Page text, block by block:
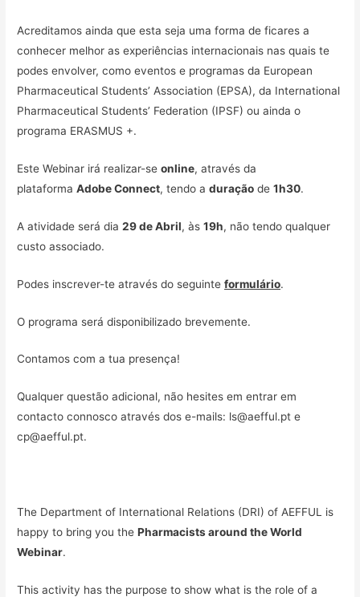
Acreditamos ainda que esta seja uma forma de ficares a
conhecer melhor as experiências internacionais nas quais te
podes envolver, como eventos e programas da European
Pharmaceutical Students’ Association (EPSA), da International
Pharmaceutical Students’ Federation (IPSF) ou ainda o
programa ERASMUS +.
Este Webinar irá realizar-seonline, através da
plataformaAdobe Connect, tendo aduração de1h30.
A atividade será dia29 de Abril, às19h, não tendo qualquer
custo associado.
Podes inscrever-te através do seguinteformulário.
O programa será disponibilizado brevemente.
Contamos com a tua presença!
Qualquer questão adicional, não hesites em entrar em
contacto connosco através dos e-mails: ls@aefful.pt e
cp@aefful.pt.
The Department of International Relations (DRI) of AEFFUL is
happy to bring you thePharmacists around the World
Webinar.
This activity has the purpose to show what is the role of a